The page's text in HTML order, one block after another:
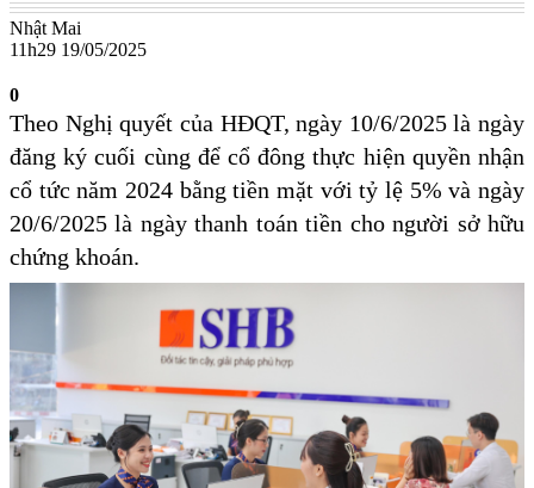
Nhật Mai
11h29 19/05/2025
0
Theo Nghị quyết của HĐQT, ngày 10/6/2025 là ngày
đăng ký cuối cùng để cổ đông thực hiện quyền nhận
cổ tức năm 2024 bằng tiền mặt với tỷ lệ 5% và ngày
20/6/2025 là ngày thanh toán tiền cho người sở hữu
chứng khoán.